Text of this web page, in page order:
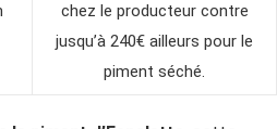
chez le producteur contre
jusqu’à 240€ ailleurs pour le
piment séché.